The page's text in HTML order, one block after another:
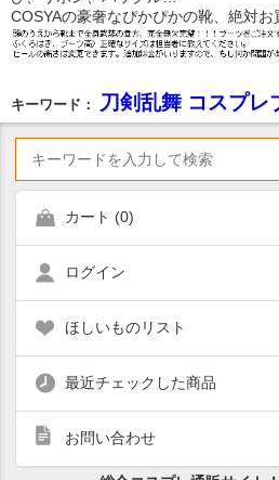
COSYAの豪奢なぴかぴかの靴、絶対お
キーワード： 刀剣乱舞 コスプレ
カート (0)
ログイン
ほしいものリスト
最近チェックした商品
お問い合わせ